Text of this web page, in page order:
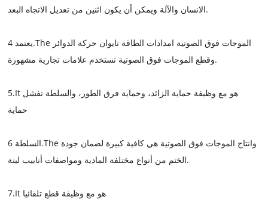
الانسان والآلة ويمكن أن يكون اثنين من تعديل الاتجاه البعد.
يعتمد 4.The الموجات فوق الصوتية امدادات الطاقة تايوان حركة الدوائر
وقطع الموجات فوق الصوتية تستخدم علامات تجارية مشهورة.
5.It هو مع وظيفة حماية الزائد، وحماية فرق الطور، والسلطة تفشل
حماية
السلطة 6.The وانتاج الموجات فوق الصوتية هي كافية كبيرة لضمان جودة
الختم من أنواع مختلفة المادية ومواصفات أنابيب لينة.
7.It هو مع وظيفة قطع تلقائيا